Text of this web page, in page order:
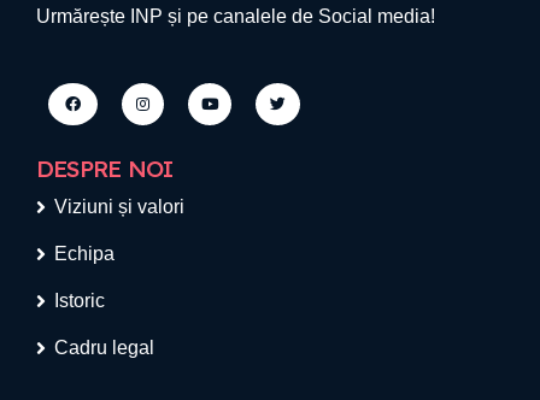
Urmărește INP și pe canalele de Social media!
DESPRE NOI
Viziuni și valori
Echipa
Istoric
Cadru legal